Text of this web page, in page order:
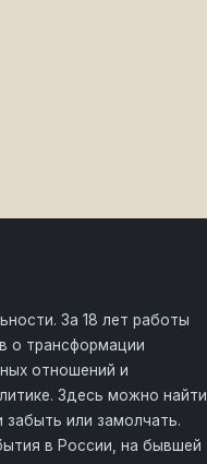
За 18 лет работы
о трансформации
отношений и
Здесь можно найти
или замолчать.
в России, на бывшей